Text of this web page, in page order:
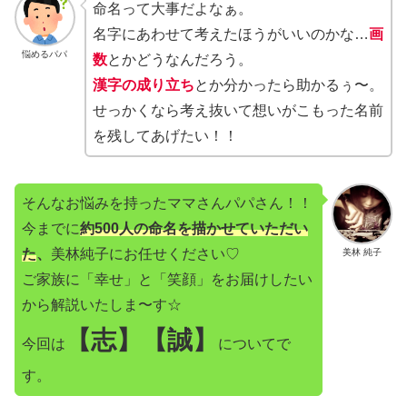
悩めるパパ
命名って大事だよなぁ。
名字にあわせて考えたほうがいいのかな…画
数とかどうなんだろう。
漢字の成り立ちとか分かったら助かるぅ〜。
せっかくなら考え抜いて想いがこもった名前
を残してあげたい！！
美林 純子
そんなお悩みを持ったママさんパパさん！！
今までに約500人の命名を描かせていただい
た、 美林純子にお任せください♡
ご家族に「幸せ」と「笑顔」をお届けしたい
から解説いたしま〜す☆
今回は 【志】【誠】 についてで
す。